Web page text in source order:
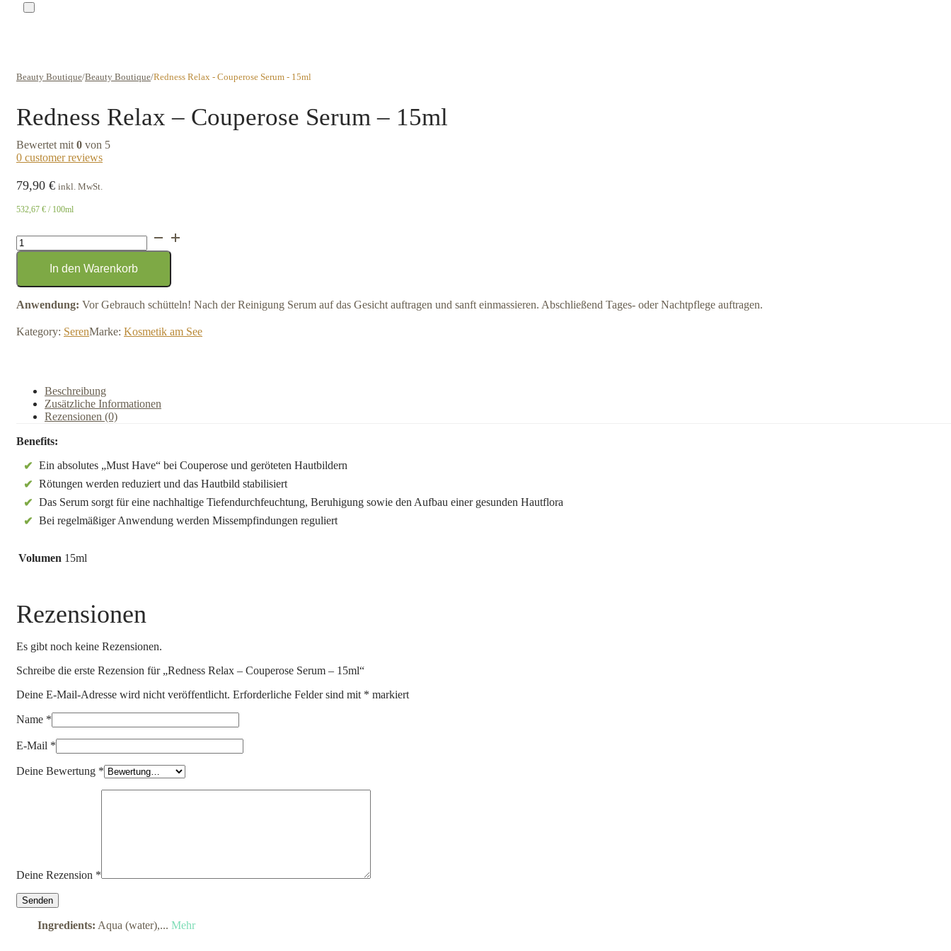
Beauty Boutique/Beauty Boutique/Redness Relax - Couperose Serum - 15ml
Redness Relax – Couperose Serum – 15ml
Bewertet mit 0 von 5
0 customer reviews
79,90 € inkl. MwSt.
532,67 € / 100ml
Redness
Relax
Couperose
Serum
15ml
In den Warenkorb
Anwendung: Vor Gebrauch schütteln! Nach der Reinigung Serum auf das Gesicht auftragen und sanft einmassieren. Abschließend Tages- oder Nachtpflege auftragen.
Kategory: SerenMarke: Kosmetik am See
Beschreibung
Zusätzliche Informationen
Rezensionen (0)
Benefits:
Ein absolutes „Must Have“ bei Couperose und geröteten Hautbildern
Rötungen werden reduziert und das Hautbild stabilisiert
Das Serum sorgt für eine nachhaltige Tiefendurchfeuchtung, Beruhigung sowie den Aufbau einer gesunden Hautflora
Bei regelmäßiger Anwendung werden Missempfindungen reguliert
Volumen 15ml
Rezensionen
Es gibt noch keine Rezensionen.
Schreibe die erste Rezension für „Redness Relax – Couperose Serum – 15ml“
Deine E-Mail-Adresse wird nicht veröffentlicht. Erforderliche Felder sind mit * markiert
Name *
E-Mail *
Deine Bewertung *
Deine Rezension *
Ingredients: Aqua (water),... Mehr